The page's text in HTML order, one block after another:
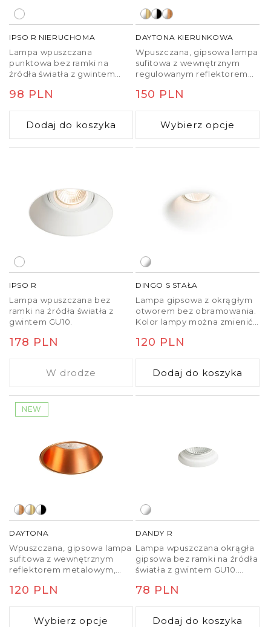
IPSO R NIERUCHOMA
Lampa wpuszczana
punktowa bez ramki na
źródła światła z gwintem
Cena
regularna
98 PLN
Dodaj do koszyka
DAYTONA KIERUNKOWA
Wpuszczana, gipsowa lampa
sufitowa z wewnętrznym
regulowanym reflektorem
światła LED GU10.
Cena
regularna
150 PLN
Wybierz opcje
IPSO R
Lampa wpuszczana bez
ramki na źródła światła z
gwintem GU10.
Cena
178 PLN
W drodze
DINGO S STAŁA
Lampa gipsowa z okrągłym
otworem bez obramowania.
Kolor lampy można zmienić
Montaż lampy możliwy
Cena
regularna
120 PLN
Dodaj do koszyka
NEW
DAYTONA
Wpuszczana, gipsowa lampa
sufitowa z wewnętrznym
reflektorem metalowym,
światła LED GU10.
Cena
regularna
120 PLN
Wybierz opcje
DANDY R
Lampa wpuszczana okrągła
gipsowa bez ramki na źródła
światła z gwintem GU10.
jedynie w suficie gipsowo-
Cena
regularna
78 PLN
Dodaj do koszyka